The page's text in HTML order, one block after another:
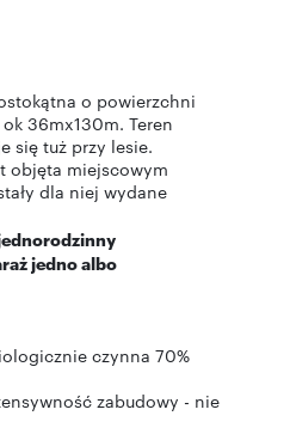
o powierzchni
36mx130m. Teren
się tuż przy lesie.
objęta miejscowym
dla niej wydane
jedno albo
czynna 70%
zabudowy - nie